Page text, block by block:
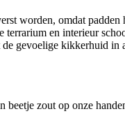
worden, omdat
en interieur
gevoelige kikkerhuid in
zout op onze